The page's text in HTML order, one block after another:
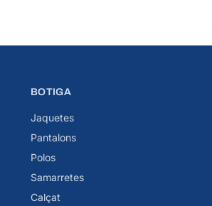
BOTIGA
Jaquetes
Pantalons
Polos
Samarretes
Calçat